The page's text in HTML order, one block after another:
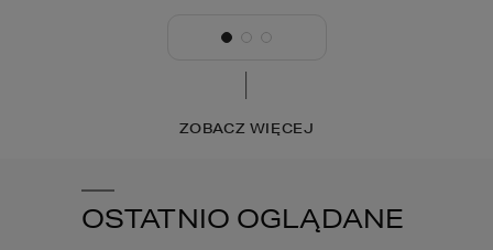
ZOBACZ WIĘCEJ
OSTATNIO OGLĄDANE